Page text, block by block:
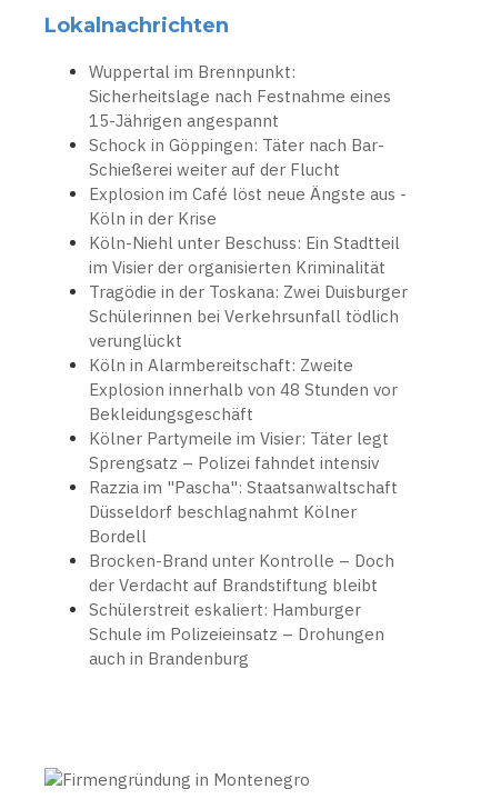
Lokalnachrichten
Wuppertal im Brennpunkt:
Sicherheitslage nach Festnahme eines
15-Jährigen angespannt
Schock in Göppingen: Täter nach Bar-
Schießerei weiter auf der Flucht
Explosion im Café löst neue Ängste aus -
Köln in der Krise
Köln-Niehl unter Beschuss: Ein Stadtteil
im Visier der organisierten Kriminalität
Tragödie in der Toskana: Zwei Duisburger
Schülerinnen bei Verkehrsunfall tödlich
verunglückt
Köln in Alarmbereitschaft: Zweite
Explosion innerhalb von 48 Stunden vor
Bekleidungsgeschäft
Kölner Partymeile im Visier: Täter legt
Sprengsatz – Polizei fahndet intensiv
Razzia im "Pascha": Staatsanwaltschaft
Düsseldorf beschlagnahmt Kölner
Bordell
Brocken-Brand unter Kontrolle – Doch
der Verdacht auf Brandstiftung bleibt
Schülerstreit eskaliert: Hamburger
Schule im Polizeieinsatz – Drohungen
auch in Brandenburg